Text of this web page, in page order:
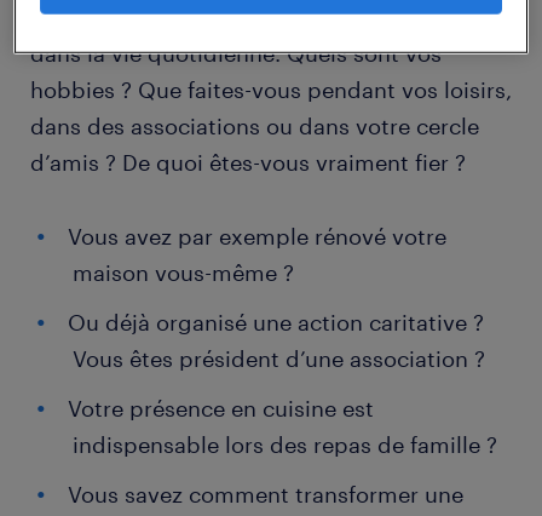
de réfléchir à ce qui vous donne de l’énergie
dans la vie quotidienne. Quels sont vos
hobbies ? Que faites-vous pendant vos loisirs,
dans des associations ou dans votre cercle
d’amis ? De quoi êtes-vous vraiment fier ?
Vous avez par exemple rénové votre
maison vous-même ?
Ou déjà organisé une action caritative ?
Vous êtes président d’une association ?
Votre présence en cuisine est
indispensable lors des repas de famille ?
Vous savez comment transformer une